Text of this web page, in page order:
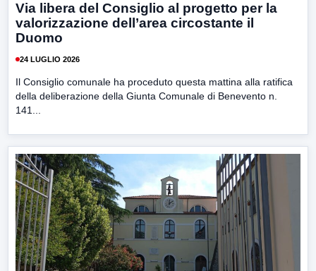
Via libera del Consiglio al progetto per la
valorizzazione dell’area circostante il
Duomo
24 LUGLIO 2026
Il Consiglio comunale ha proceduto questa mattina alla ratifica
della deliberazione della Giunta Comunale di Benevento n.
141...